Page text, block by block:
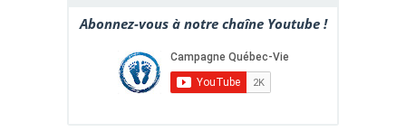
Abonnez-vous à notre chaîne Youtube !